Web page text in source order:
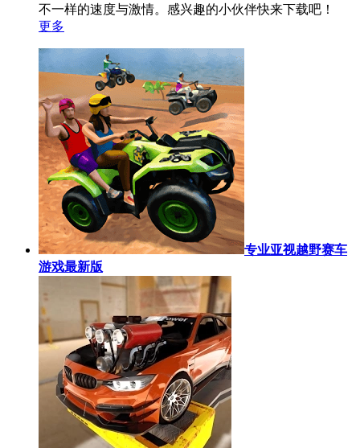
不一样的速度与激情。感兴趣的小伙伴快来下载吧！
更多
专业亚视越野赛车
游戏最新版